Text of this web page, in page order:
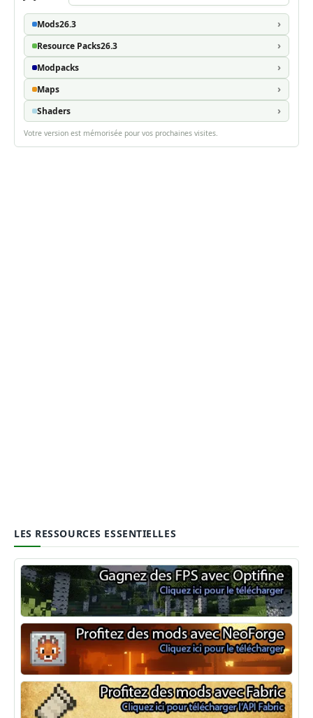
Mods26.3
Resource Packs26.3
Modpacks
Maps
Shaders
Votre version est mémorisée pour vos prochaines visites.
LES RESSOURCES ESSENTIELLES
Optifine
NeoForge